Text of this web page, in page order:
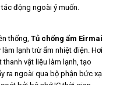
động ngoài ý muốn.
thống, Tủ chống ẩm Eirmai
lạnh trừ ẩm nhiệt điện. Hơi
vật liệu làm lạnh, tạo
ra ngoài qua bộ phận bức xạ